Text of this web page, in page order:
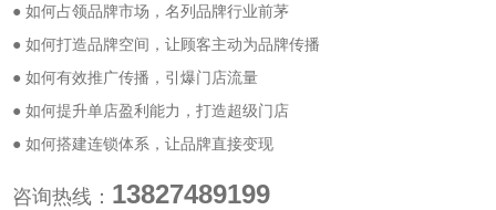
● 如何占领品牌市场，名列品牌行业前茅
● 如何打造品牌空间，让顾客主动为品牌传播
● 如何有效推广传播，引爆门店流量
● 如何提升单店盈利能力，打造超级门店
● 如何搭建连锁体系，让品牌直接变现
咨询热线： 13827489199